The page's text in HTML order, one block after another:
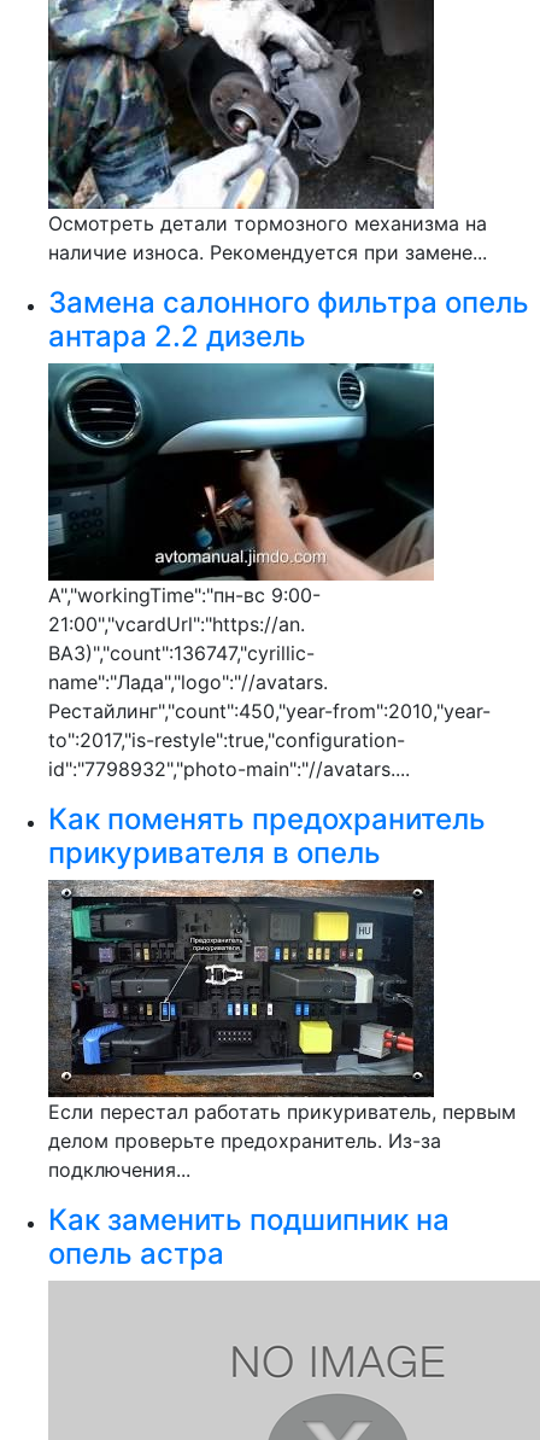
Осмотреть детали тормозного механизма на
наличие износа. Рекомендуется при замене...
Замена салонного фильтра опель
антара 2.2 дизель
А","workingTime":"пн-вс 9:00-
21:00","vcardUrl":"https://an.
ВАЗ)","count":136747,"cyrillic-
name":"Лада","logo":"//avatars.
Рестайлинг","count":450,"year-from":2010,"year-
to":2017,"is-restyle":true,"configuration-
id":"7798932","photo-main":"//avatars....
Как поменять предохранитель
прикуривателя в опель
Если перестал работать прикуриватель, первым
делом проверьте предохранитель. Из-за
подключения...
Как заменить подшипник на
опель астра